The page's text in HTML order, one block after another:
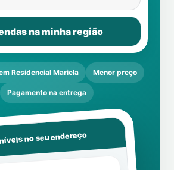
na minha região
Residencial Mariela Menor preço
Pagamento na entrega
no seu endereço